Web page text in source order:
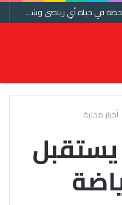
محمد حشيش : مقابلة الرئيس أعظم لحظة في حياة أي رياضي وشكرا اتحاد الكرة ومنتخب مصر
أخبار محلية
يستقبل